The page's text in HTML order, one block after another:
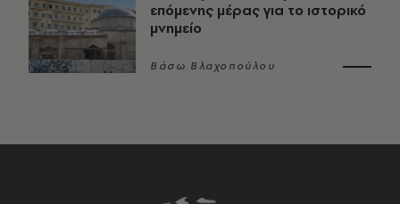
επόμενης μέρας για το ιστορικό
μνημείο
Βάσω Βλαχοπούλου